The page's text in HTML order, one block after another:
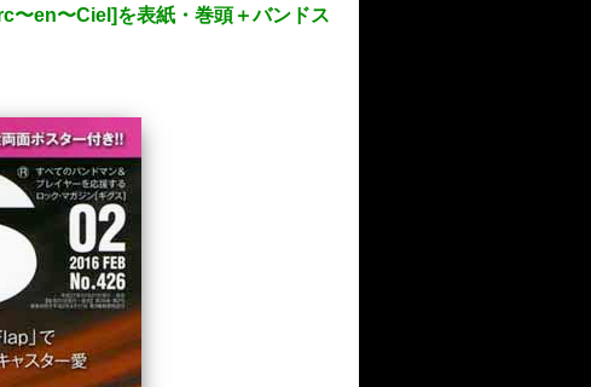
〜en〜Ciel]を表紙・巻頭＋バンドス